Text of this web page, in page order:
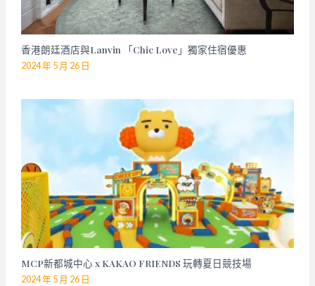
香港朗廷酒店與Lanvin 「Chic Love」獨家住宿優惠
2024 年 5 月 26 日
MCP新都城中心 x KAKAO FRIENDS 玩轉夏日競技場
2024 年 5 月 26 日